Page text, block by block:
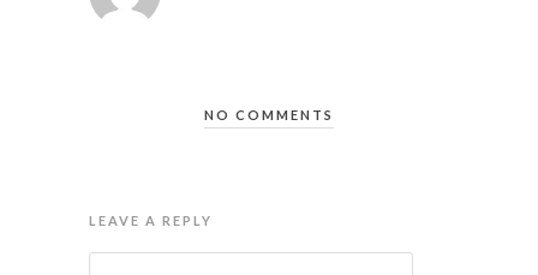
NO COMMENTS
LEAVE A REPLY